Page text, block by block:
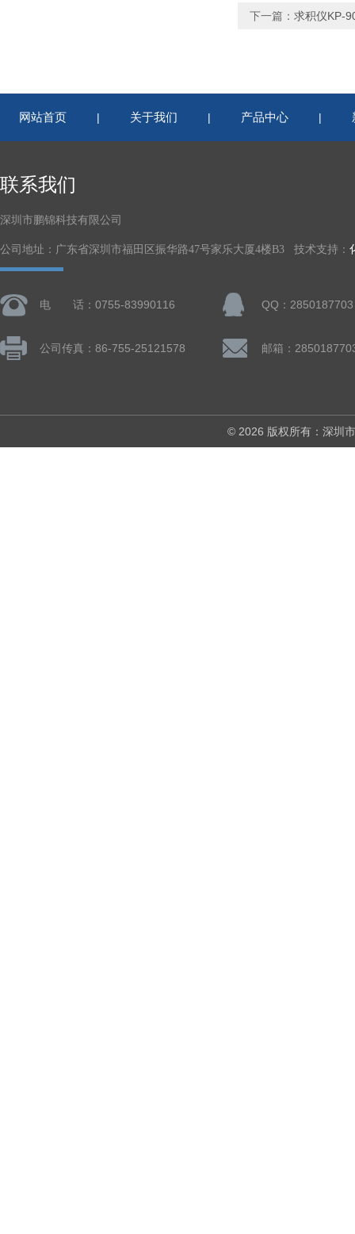
下一篇： 求积仪KP-
网站首页 | 关于我们 | 产品中心 |
联系我们
深圳市鹏锦科技有限公司
公司地址：广东省深圳市福田区振华路47号家乐大厦4楼B3 技术支持：
电 话：0755-83990116 QQ：2850187703
公司传真：86-755-25121578 邮箱：
© 2026 版权所有：深圳